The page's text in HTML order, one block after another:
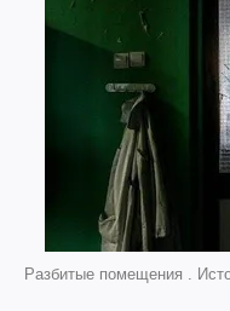
Разбитые помещения .